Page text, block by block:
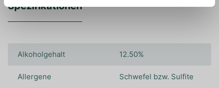
Spezifikationen
Alkoholgehalt 12.50%
Allergene Schwefel bzw. Sulfite